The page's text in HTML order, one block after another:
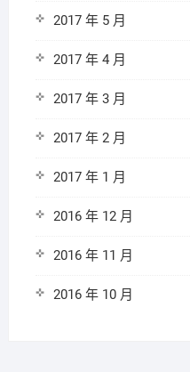
2017 年 5 月
2017 年 4 月
2017 年 3 月
2017 年 2 月
2017 年 1 月
2016 年 12 月
2016 年 11 月
2016 年 10 月